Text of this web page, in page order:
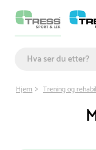
Hjem Trening og